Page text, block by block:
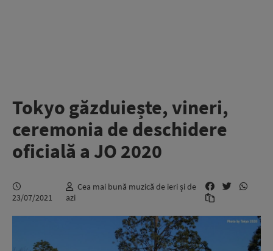
Tokyo găzduiește, vineri,
ceremonia de deschidere
oficială a JO 2020
23/07/2021
Cea mai bună muzică de ieri și de
azi